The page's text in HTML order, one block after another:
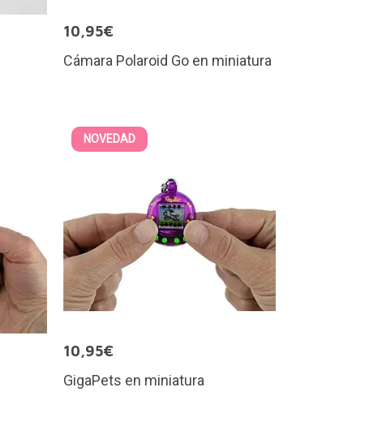
10,95€
Cámara Polaroid Go en miniatura
NOVEDAD
10,95€
GigaPets en miniatura